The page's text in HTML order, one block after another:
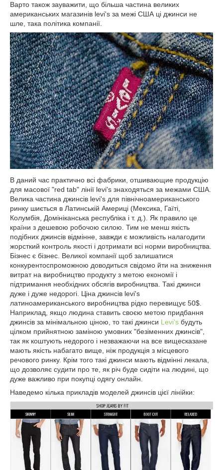
Варто також зауважити, що більша частина великих
американських магазинів levi's за межі США ці джинси не
шле, така політика компанії.
В даний час практично всі фабрики, отшивающие продукцію
для масової "red tab" лінії levi's знаходяться за межами США.
Велика частина джинсів levi's для північноамериканського
ринку шиється в Латинській Америці (Мексика, Гаїті,
Колумбія, Домініканська республіка і т. д.). Як правило це
країни з дешевою робочою силою. Тим не менш якість
подібних джинсів відмінне, завжди є можливість налагодити
жорсткий контроль якості і дотримати всі норми виробництва.
Бізнес є бізнес. Великої компанії щоб залишатися
конкурентоспроможною доводиться свідомо йти на зниження
витрат на виробництво продукту з метою економії і
підтримання необхідних обсягів виробництва. Такі джинси
дуже і дуже недорогі. Ціна джинсів levi's
латиноамериканського виробництва рідко перевищує 50$.
Наприклад, якщо людина ставить своєю метою придбання
джинсів за мінімальною ціною, то такі джинси Levi's будуть
цілком прийнятною заміною умовних "безіменних джинсів",
так як коштують недорого і незважаючи на все вищесказане
мають якість набагато вище, ніж продукція з місцевого
речового ринку. Крім того такі джинси мають відмінні лекала,
що дозволяє судити про те, як річ буде сидіти на людині, що
дуже важливо при покупці одягу онлайн.
Наведемо кілька прикладів моделей джинсів цієї лінійки: